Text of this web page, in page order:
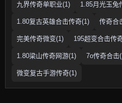
九界传奇单职业(1) 1.85月光玉兔
1.80复古英雄合击传奇(1) 传奇合
完美传奇微变(1) 195超变合击传
1.80梁山传奇网游(1) 7o传奇合击
微变复古手游传奇(1)